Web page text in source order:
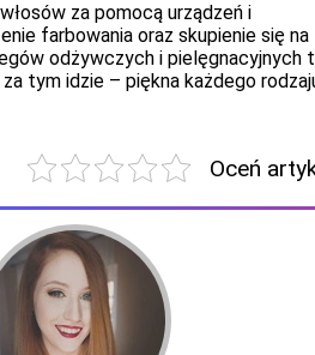
za pomocą urządzeń i
farbowania oraz skupienie się na
odżywczych i pielęgnacyjnych
tym idzie – piękna każdego
Oceń